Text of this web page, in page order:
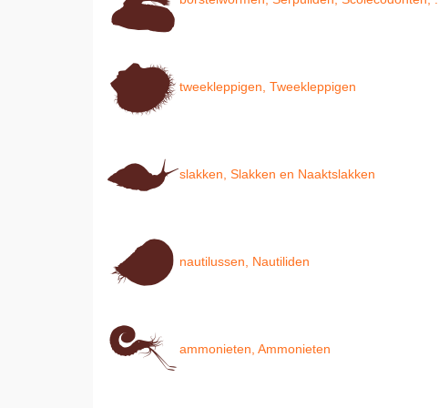
tweekleppigen, Tweekleppigen
slakken, Slakken en Naaktslakken
nautilussen, Nautiliden
ammonieten, Ammonieten